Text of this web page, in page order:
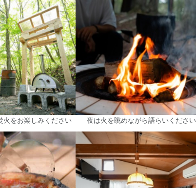
火をお楽しみください 夜は火を眺めながら語らいください